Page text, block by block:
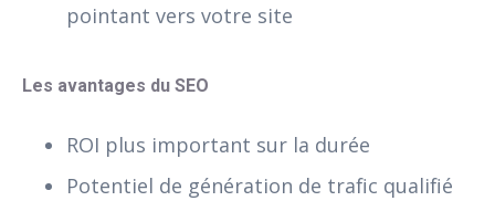
pointant vers votre site
Les avantages du SEO
ROI plus important sur la durée
Potentiel de génération de trafic qualifié